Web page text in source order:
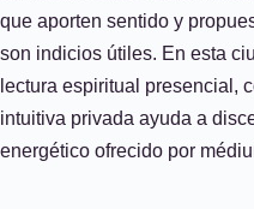
que aporten sentido y
son indicios útiles. En esta
lectura espiritual presencial,
intuitiva privada ayuda a
energético ofrecido por